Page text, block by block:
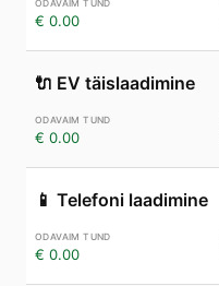
€ 0.00
🔌 EV täislaadimine
€ 0.00
📱 Telefoni laadimine
€ 0.00